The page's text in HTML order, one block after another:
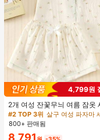
4,799원
2개 여성 잔꽃무늬 여름 잠옷
팔 버튼업 셔츠 및 반바지, 캐
운지웨어
#2 TOP 3위 살구 여성 파자마
800+ 판매됨
8,791